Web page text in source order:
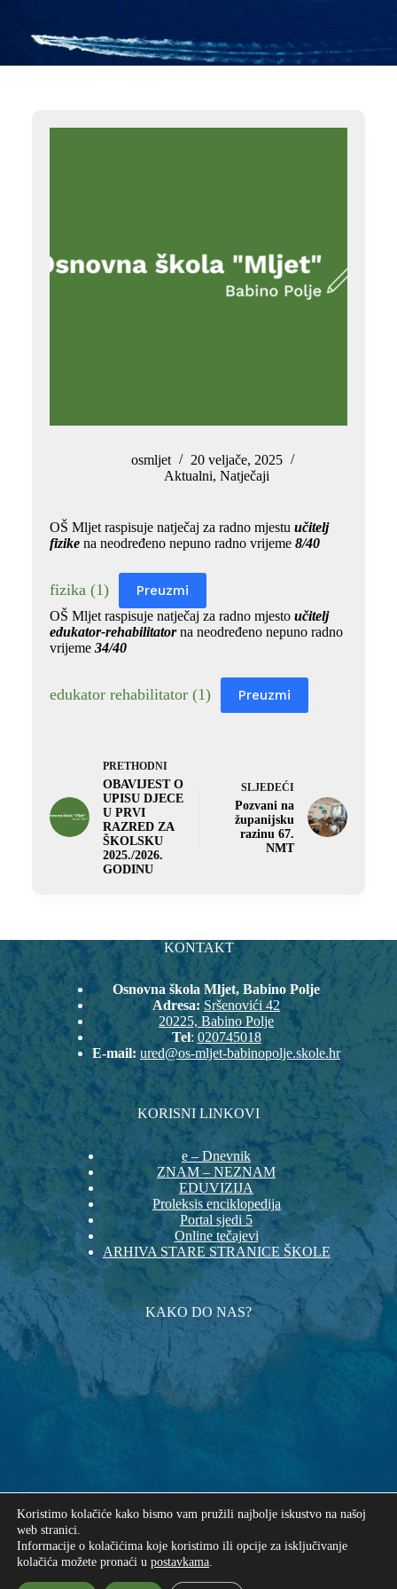
osmljet
20 veljače, 2025
Aktualni, Natječaji
OŠ Mljet raspisuje natječaj za radno mjestu učitelj
fizikena neodređeno nepuno radno vrijeme 8/40
fizika (1) Preuzmi
OŠ Mljet raspisuje natječaj za radno mjesto učitelj
edukator-rehabilitatorna neodređeno nepuno radno
vrijeme 34/40
edukator rehabilitator (1) Preuzmi
PRETHODNI
OBAVIJEST O
UPISU DJECE
U PRVI
RAZRED ZA
ŠKOLSKU
2025./2026.
GODINU
SLJEDEĆI
Pozvani na
županijsku
razinu 67.
NMT
KONTAKT
Osnovna škola Mljet, Babino Polje
Adresa: Sršenovići 42
20225, Babino Polje
Tel: 020745018
E-mail: ured@os-mljet-babinopolje.skole.hr
KORISNI LINKOVI
e – Dnevnik
ZNAM – NEZNAM
EDUVIZIJA
Proleksis enciklopedija
Portal sjedi 5
Online tečajevi
ARHIVA STARE STRANICE ŠKOLE
KAKO DO NAS?
Koristimo kolačiće kako bismo vam pružili najbolje iskustvo na našoj
web stranici.
Informacije o kolačićima koje koristimo ili opcije za isključivanje
kolačića možete pronaći u postavkama.